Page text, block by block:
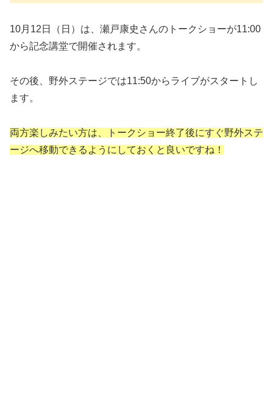
10月12日（日）は、瀬戸康史さんのトークショーが11:00
から記念講堂で開催されます。
その後、野外ステージでは11:50からライブがスタートし
ます。
両方楽しみたい方は、トークショー終了後にすぐ野外ステ
ージへ移動できるようにしておくと良いですね！